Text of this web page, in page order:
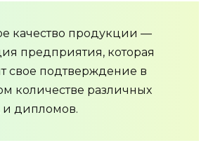
качество продукции —
предприятия, которая
свое подтверждение в
количестве различных
и дипломов.